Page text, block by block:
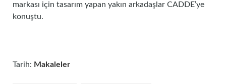
markası için tasarım yapan yakın arkadaşlar CADDE’ye
konuştu.
Tarih: Makaleler